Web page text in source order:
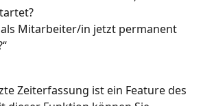
als Mitarbeiter/in jetzt permanent
Zeiterfassung ist ein Feature des